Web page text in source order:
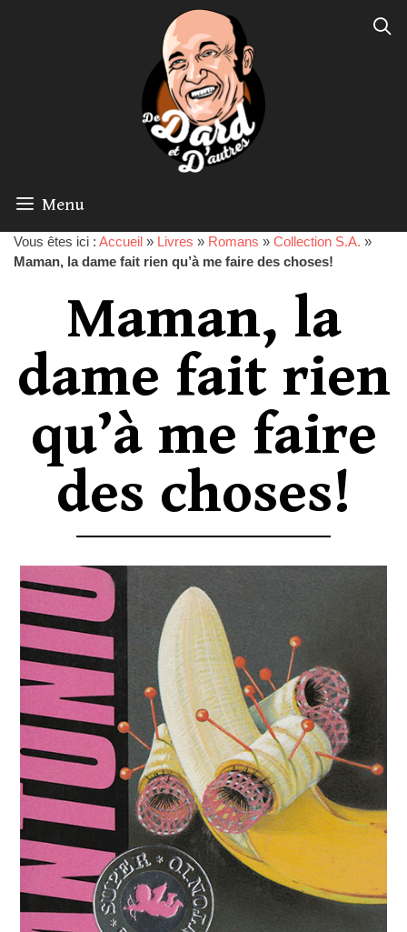
Menu
Vous êtes ici : Accueil » Livres » Romans » Collection S.A. »
Maman, la dame fait rien qu’à me faire des choses!
Maman, la
dame fait rien
qu’à me faire
des choses!